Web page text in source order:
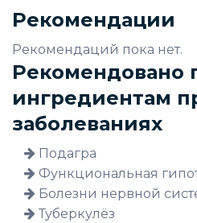
Рекомендации
Рекомендаций пока нет.
Рекомендовано
ингредиентам
заболеваниях
Подагра
Функциональная
Болезни нервной
Туберкулёз